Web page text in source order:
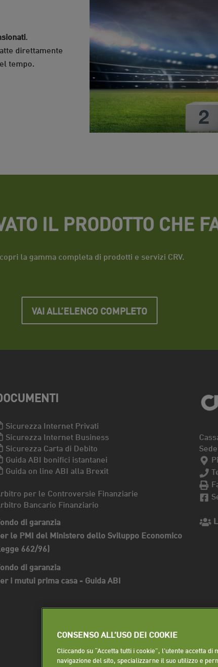
.
direttamente
tempo.
IL PRODOTTO CHE
la gamma completa di prodotti e servizi CRV.
VAI ALL’ELENCO COMPLETO
Sicurezza Internet Privati
Sicurezza Internet Business
Sicurezza Carta di Debito
Guida ABI bonifici istantanei
Guida on line ABI alla Brexit
per le Controversie Finanziarie
Bancario Finanziario
di garanzia
le PMI del Ministero dello Sviluppo Economico
662/96)
di garanzia
i mutui prima casa - Guida ABI
CONSENSO ALL’USO DEI COOKIE
Cliccando su “Accetta tutti i cookie”, l'utente accetta
navigazione del sito, specializzarne il suo utilizzo e